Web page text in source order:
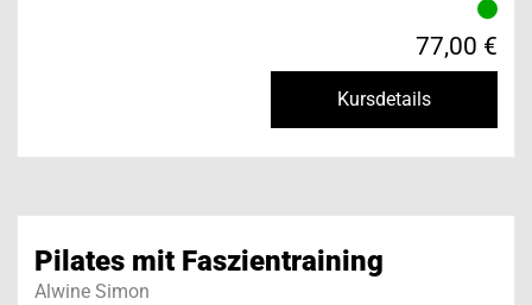
77,00 €
Kursdetails
Pilates mit Faszientraining
Alwine Simon